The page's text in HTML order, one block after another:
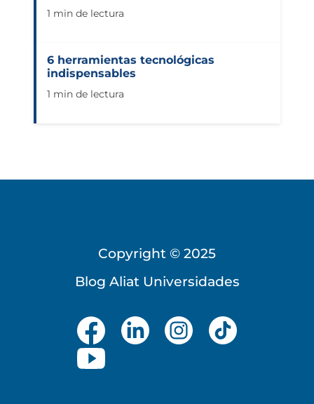
1 min de lectura
6 herramientas tecnológicas
indispensables
1 min de lectura
Copyright © 2025
Blog Aliat Universidades